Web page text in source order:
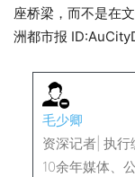
座桥梁，而不是在
洲都市报
毛少卿
资深记者| 执行
10余年媒体、